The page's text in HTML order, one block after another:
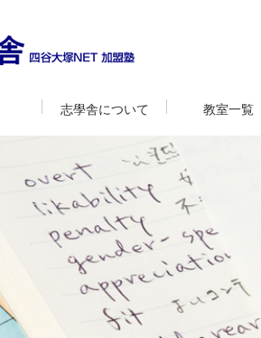
志學舎について 教室一覧